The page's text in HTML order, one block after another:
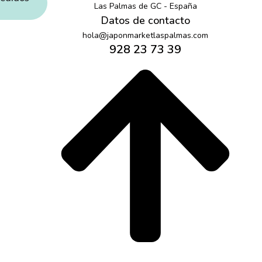
Las Palmas de GC - España
Datos de contacto
hola@japonmarketlaspalmas.com
928 23 73 39